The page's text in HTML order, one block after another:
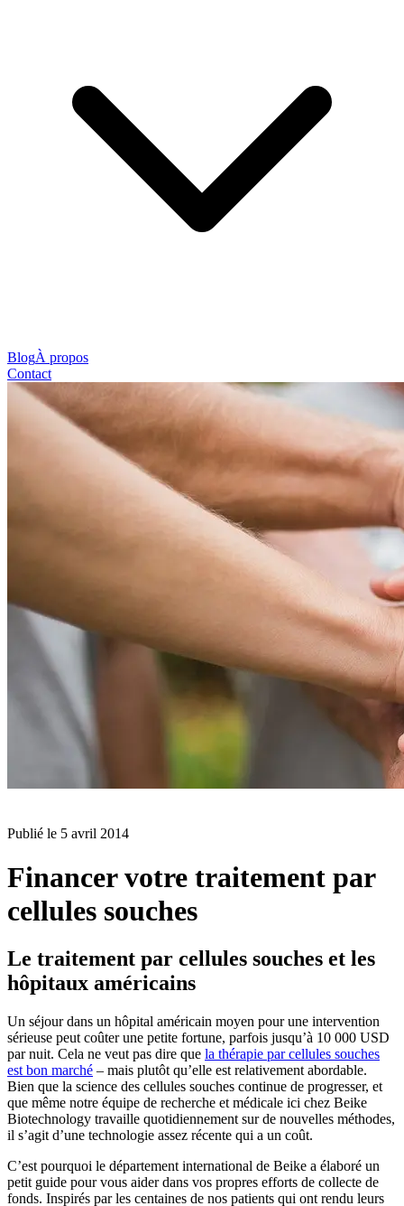
BlogÀ propos
Contact
Publié le 5 avril 2014
Financer votre traitement par
cellules souches
Le traitement par cellules souches et les
hôpitaux américains
Un séjour dans un hôpital américain moyen pour une intervention
sérieuse peut coûter une petite fortune, parfois jusqu’à 10 000 USD
par nuit. Cela ne veut pas dire que la thérapie par cellules souches
est bon marché – mais plutôt qu’elle est relativement abordable.
Bien que la science des cellules souches continue de progresser, et
que même notre équipe de recherche et médicale ici chez Beike
Biotechnology travaille quotidiennement sur de nouvelles méthodes,
il s’agit d’une technologie assez récente qui a un coût.
C’est pourquoi le département international de Beike a élaboré un
petit guide pour vous aider dans vos propres efforts de collecte de
fonds. Inspirés par les centaines de nos patients qui ont rendu leurs